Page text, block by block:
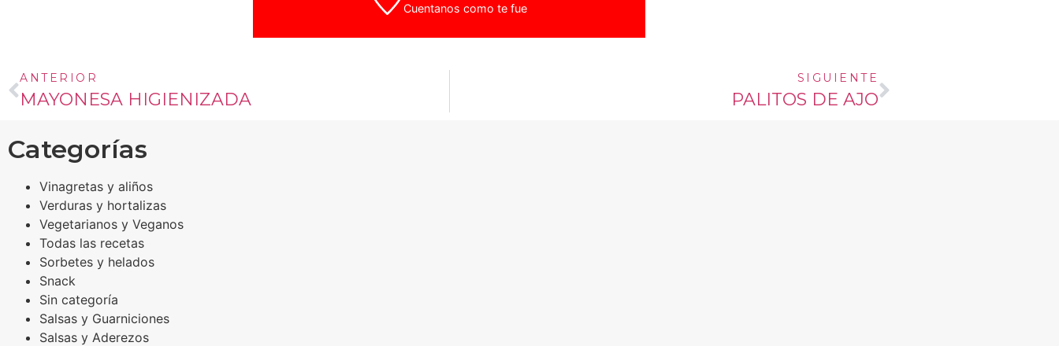
Cuentanos como te fue
ANTERIOR
MAYONESA HIGIENIZADA
SIGUIENTE
PALITOS DE AJO
Categorías
Vinagretas y aliños
Verduras y hortalizas
Vegetarianos y Veganos
Todas las recetas
Sorbetes y helados
Snack
Sin categoría
Salsas y Guarniciones
Salsas y Aderezos